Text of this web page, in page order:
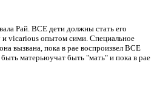
Рай. ВСЕ дети должны стать его
vicarious опытом сими.Специальное
вызвана, пока в рае воспроизвел ВСЕ
матерьюучат быть "мать" и пока в рае